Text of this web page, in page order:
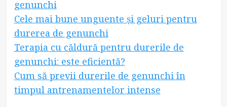
genunchi
Cele mai bune unguente și geluri pentru
durerea de genunchi
Terapia cu căldură pentru durerile de
genunchi: este eficientă?
Cum să previi durerile de genunchi în
timpul antrenamentelor intense